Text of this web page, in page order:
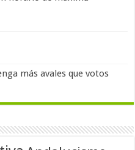
más avales que votos